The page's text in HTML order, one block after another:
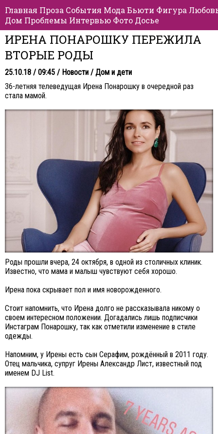
Главная Проза События Мода Бьюти Фигура
Дом Проблемы Интервью Фото Досье
ИРЕНА ПОНАРОШКУ ПЕРЕЖИЛА
ВТОРЫЕ РОДЫ
25.10.18 / 09:45 / Новости / Дом и дети
36-летняя телеведущая Ирена Понарошку в очередной раз
стала мамой.
Роды прошли вчера, 24 октября, в одной из столичных клиник.
Известно, что мама и малыш чувствуют себя хорошо.
Ирена пока скрывает пол и имя новорожденного.
Стоит напомнить, что Ирена долго не рассказывала никому о
своем интересном положении. Догадались лишь подписчики
Инстаграм Понарошку, так как отметили изменение в стиле
одежды.
Напомним, у Ирены есть сын Серафим, рождённый в 2011 году.
Отец мальчика, супруг Ирены Александр Лист, известный под
именем DJ List.